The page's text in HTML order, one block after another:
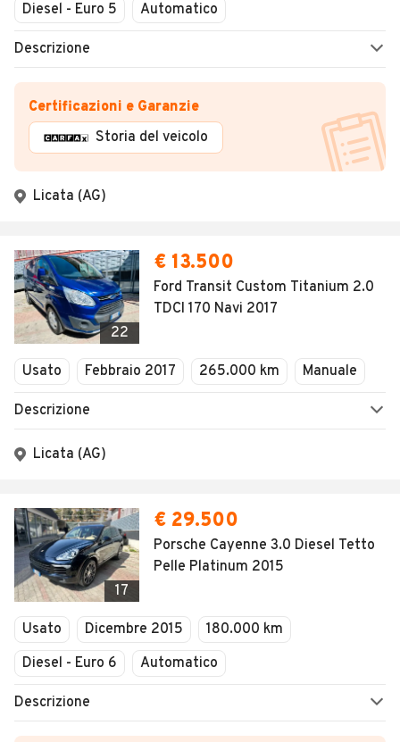
Diesel - Euro 5
Automatico
Descrizione
Certificazioni e Garanzie
Storia del veicolo
Licata (AG)
22
€ 13.500
Ford Transit Custom Titanium 2.0
TDCI 170 Navi 2017
Usato Febbraio 2017 265.000 km Manuale
Descrizione
Licata (AG)
17
€ 29.500
Porsche Cayenne 3.0 Diesel Tetto
Pelle Platinum 2015
Usato Dicembre 2015
180.000 km
Diesel - Euro 6
Automatico
Descrizione